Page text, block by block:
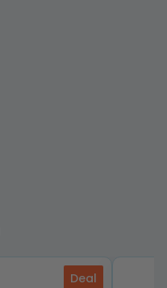
Deal